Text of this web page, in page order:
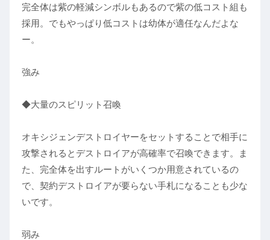
完全体は紫の軽減シンボルもあるので紫の低コスト組も
採用。でもやっぱり低コストは幼体が適任なんだよな
ー。
強み
◆大量のスピリット召喚
オキシジェンデストロイヤーをセットすることで相手に
攻撃されるとデストロイアが高確率で召喚できます。ま
た、完全体を出すルートがいくつか用意されているの
で、契約デストロイアが要らない手札になることも少な
いです。
弱み